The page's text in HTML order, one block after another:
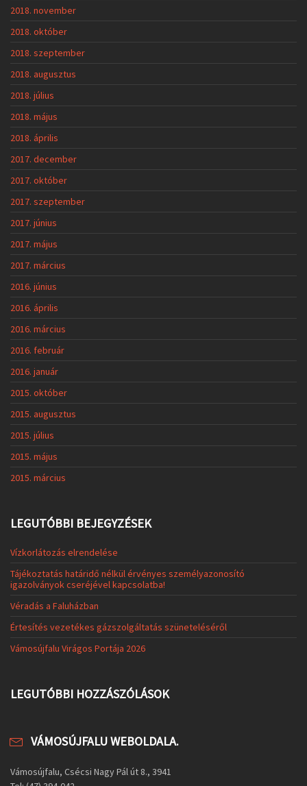
2018. november
2018. október
2018. szeptember
2018. augusztus
2018. július
2018. május
2018. április
2017. december
2017. október
2017. szeptember
2017. június
2017. május
2017. március
2016. június
2016. április
2016. március
2016. február
2016. január
2015. október
2015. augusztus
2015. július
2015. május
2015. március
LEGUTÓBBI BEJEGYZÉSEK
Vízkorlátozás elrendelése
Tájékoztatás határidő nélkül érvényes személyazonosító
igazolványok cseréjével kapcsolatba!
Véradás a Faluházban
Értesítés vezetékes gázszolgáltatás szüneteléséről
Vámosújfalu Virágos Portája 2026
LEGUTÓBBI HOZZÁSZÓLÁSOK
VÁMOSÚJFALU WEBOLDALA.
Vámosújfalu, Csécsi Nagy Pál út 8., 3941